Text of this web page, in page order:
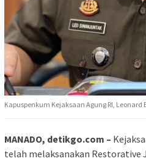
Kapuspenkum Kejaksaan Agung RI, Leonard
MANADO, detikgo.com –
telah melaksanakan Restorative